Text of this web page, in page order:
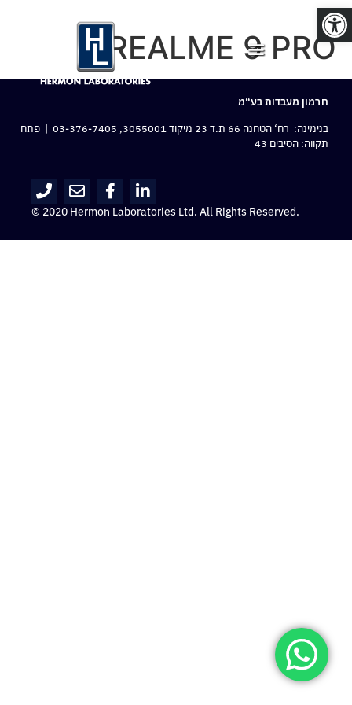
פתח סרגל נגישות
REALME 9 PRO
חרמון מעבדות בע“מ
בנימינה: רח‘ הטחנה 66 ת.ד 23 מיקוד 3055001,
03-376-7405 | פתח
תקווה: הסיבים 43
© 2020 Hermon Laboratories Ltd. All Rights Reserved.